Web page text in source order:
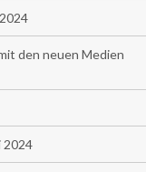
den neuen Medien
2024